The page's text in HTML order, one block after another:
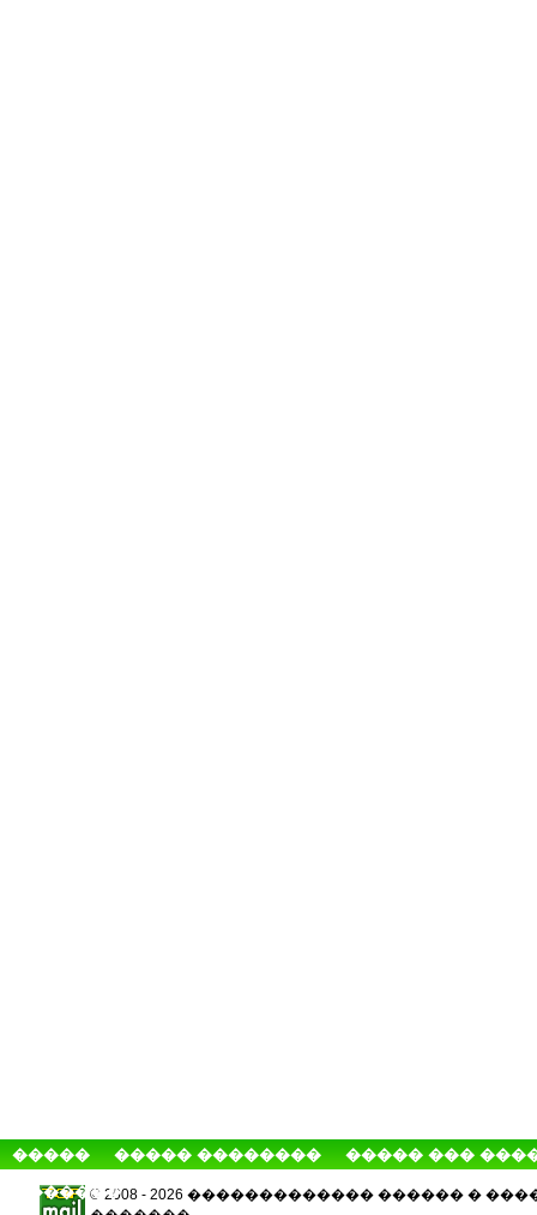
����� ����� �������� ����� ���
�������© 2008 - 2026 ������������� ������ �